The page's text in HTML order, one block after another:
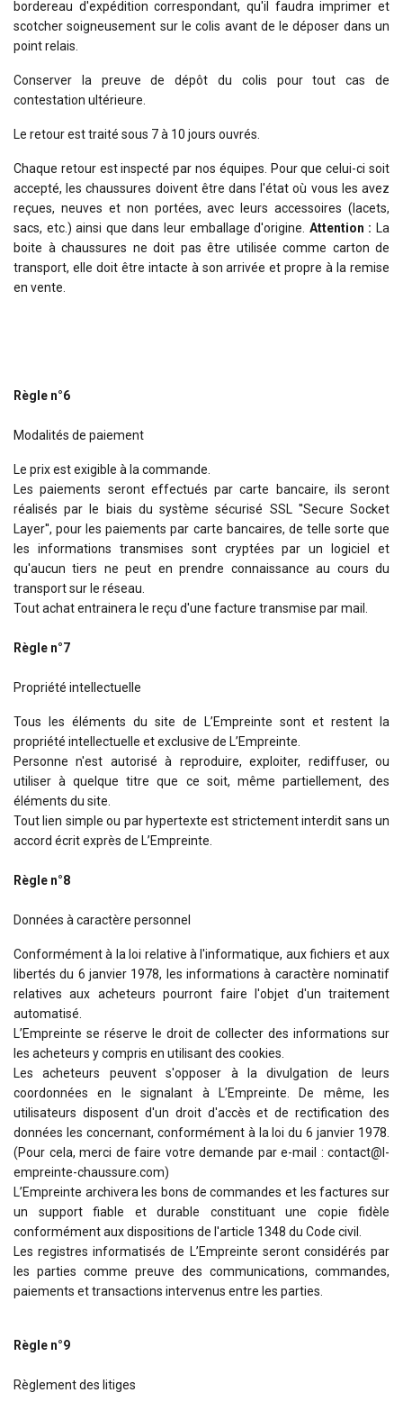
bordereau d'expédition correspondant, qu'il faudra imprimer et
scotcher soigneusement sur le colis avant de le déposer dans un
point relais.
Conserver la preuve de dépôt du colis pour tout cas de
contestation ultérieure.
Le retour est traité sous 7 à 10 jours ouvrés.
Chaque retour est inspecté par nos équipes. Pour que celui-ci soit
accepté, les chaussures doivent être dans l'état où vous les avez
reçues, neuves et non portées, avec leurs accessoires (lacets,
sacs, etc.) ainsi que dans leur emballage d'origine. Attention : La
boite à chaussures ne doit pas être utilisée comme carton de
transport, elle doit être intacte à son arrivée et propre à la remise
en vente.
Règle n°6
Modalités de paiement
Le prix est exigible à la commande.
Les paiements seront effectués par carte bancaire, ils seront
réalisés par le biais du système sécurisé SSL ''Secure Socket
Layer'', pour les paiements par carte bancaires, de telle sorte que
les informations transmises sont cryptées par un logiciel et
qu'aucun tiers ne peut en prendre connaissance au cours du
transport sur le réseau.
Tout achat entrainera le reçu d'une facture transmise par mail.
Règle n°7
Propriété intellectuelle
Tous les éléments du site de L’Empreinte sont et restent la
propriété intellectuelle et exclusive de L’Empreinte.
Personne n'est autorisé à reproduire, exploiter, rediffuser, ou
utiliser à quelque titre que ce soit, même partiellement, des
éléments du site.
Tout lien simple ou par hypertexte est strictement interdit sans un
accord écrit exprès de L’Empreinte.
Règle n°8
Données à caractère personnel
Conformément à la loi relative à l'informatique, aux fichiers et aux
libertés du 6 janvier 1978, les informations à caractère nominatif
relatives aux acheteurs pourront faire l'objet d'un traitement
automatisé.
L’Empreinte se réserve le droit de collecter des informations sur
les acheteurs y compris en utilisant des cookies.
Les acheteurs peuvent s'opposer à la divulgation de leurs
coordonnées en le signalant à L’Empreinte. De même, les
utilisateurs disposent d'un droit d'accès et de rectification des
données les concernant, conformément à la loi du 6 janvier 1978.
(Pour cela, merci de faire votre demande par e-mail : contact@l-
empreinte-chaussure.com)
L’Empreinte archivera les bons de commandes et les factures sur
un support fiable et durable constituant une copie fidèle
conformément aux dispositions de l'article 1348 du Code civil.
Les registres informatisés de L’Empreinte seront considérés par
les parties comme preuve des communications, commandes,
paiements et transactions intervenus entre les parties.
Règle n°9
Règlement des litiges